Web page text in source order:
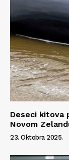
Deseci kitova
Novom
23. Oktobra 2025.